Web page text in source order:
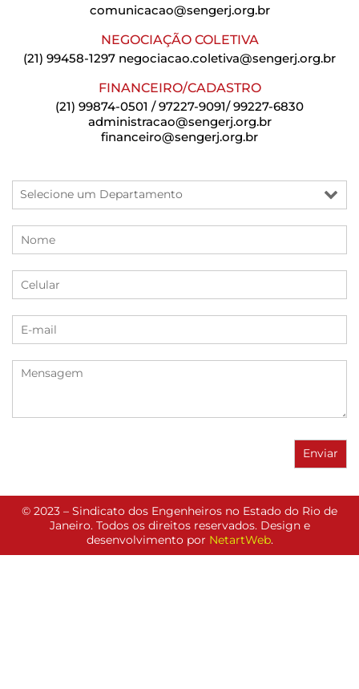
comunicacao@sengerj.org.br
NEGOCIAÇÃO COLETIVA
(21) 99458-1297 negociacao.coletiva@sengerj.org.br
FINANCEIRO/CADASTRO
(21) 99874-0501 / 97227-9091/ 99227-6830
administracao@sengerj.org.br
financeiro@sengerj.org.br
© 2023 – Sindicato dos Engenheiros no Estado do Rio de
Janeiro. Todos os direitos reservados. Design e
desenvolvimento por NetartWeb.